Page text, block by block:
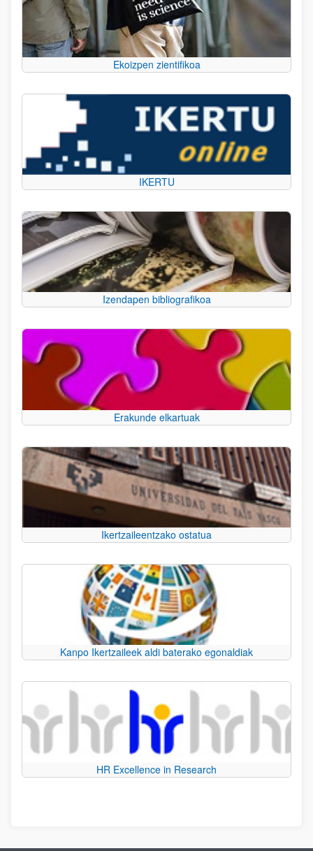
Ekoizpen zientifikoa
IKERTU
Izendapen bibliografikoa
Erakunde elkartuak
Ikertzaileentzako ostatua
Kanpo Ikertzaileek aldi baterako egonaldiak
HR Excellence in Research